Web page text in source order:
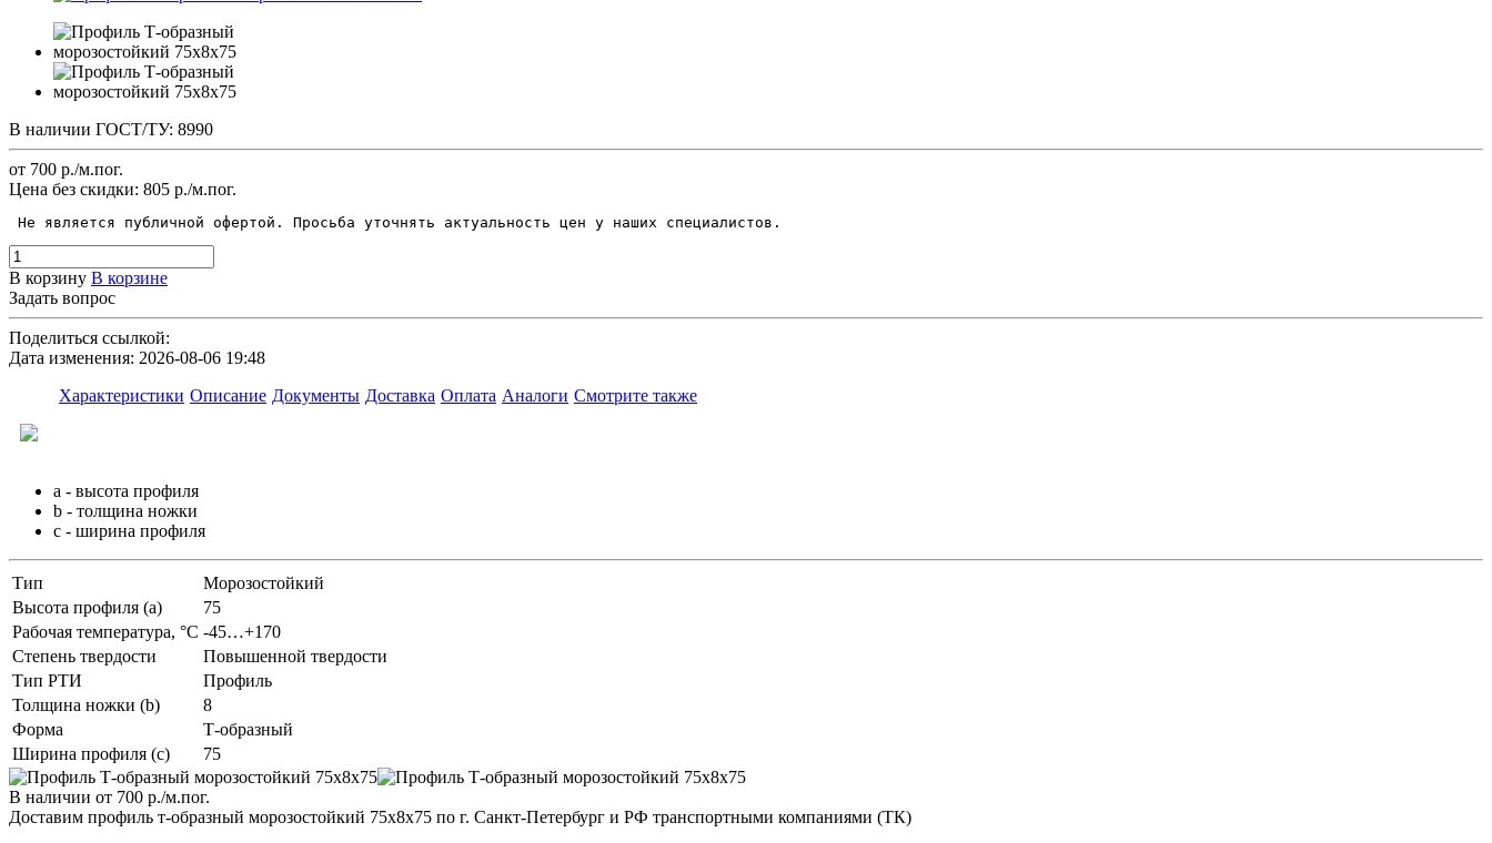
В наличии ГОСТ/ТУ: 8990
от 700 р./м.пог.
Цена без скидки: 805 р./м.пог.
Не является публичной офертой. Просьба уточнять актуальность цен у наших специалистов.
В корзину В корзине
Задать вопрос
Поделиться ссылкой:
Дата изменения: 2026-08-06 19:48
Характеристики Описание Документы Доставка Оплата Аналоги Смотрите также
a - высота профиля
b - толщина ножки
c - ширина профиля
Тип
Морозостойкий
Высота профиля (а)
75
Рабочая температура, °C -45…+170
Степень твердости
Повышенной твердости
Тип РТИ
Профиль
Толщина ножки (b)
8
Форма
Т-образный
Ширина профиля (с)
75
В наличии от 700 р./м.пог.
Доставим профиль т-образный морозостойкий 75х8х75 по г. Санкт-Петербург и РФ транспортными компаниями (ТК)